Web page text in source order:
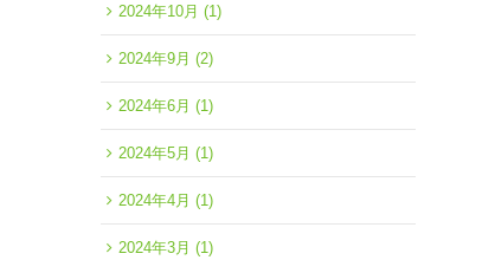
2024年10月 (1)
2024年9月 (2)
2024年6月 (1)
2024年5月 (1)
2024年4月 (1)
2024年3月 (1)